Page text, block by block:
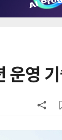
운영
크 차이나] 배터
테슬라, 6개월 연